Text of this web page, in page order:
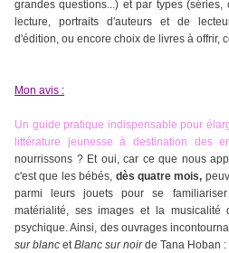
grandes questions...) et par types (séries,
lecture, portraits d'auteurs et de
d'édition, ou encore choix de livres à offrir,
Mon avis :
Un guide pratique indispensable pour
littérature jeunesse à destination des
nourrissons ? Et oui, car ce que nous
c'est que les bébés, dès quatre mois,
parmi leurs jouets pour se
matérialité, ses images et la musicalité
psychique. Ainsi, des ouvrages
sur blanc etBlanc sur noirde Tana Hoban :